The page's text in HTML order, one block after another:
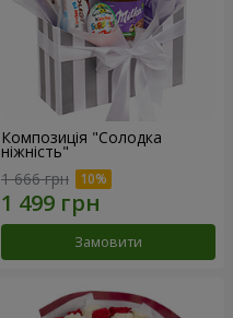
Композиція "Солодка
ніжність"
1 666 грн
Замовити